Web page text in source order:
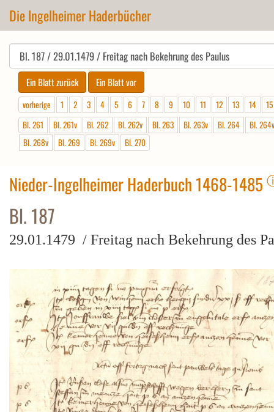
Die Ingelheimer Haderbücher
vorherige 1 2 3 4 5 6 7 8 9 10 11 12 13 14
15
Bl. 261
Bl. 261v Bl. 262 Bl. 262v Bl. 263 Bl. 263v Bl. 264
Bl. 264v
Bl. 268v
Bl. 269 Bl. 269v Bl. 270
Nieder-Ingelheimer Haderbuch 1468-1485
Bl. 187
29.01.1479 / Freitag nach Bekehrung des